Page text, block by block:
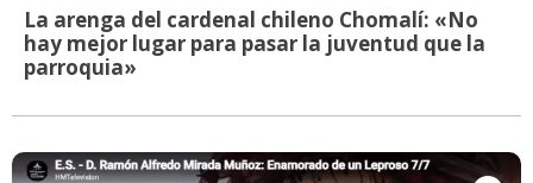
La arenga del cardenal chileno Chomalí: «No
hay mejor lugar para pasar la juventud que la
parroquia»